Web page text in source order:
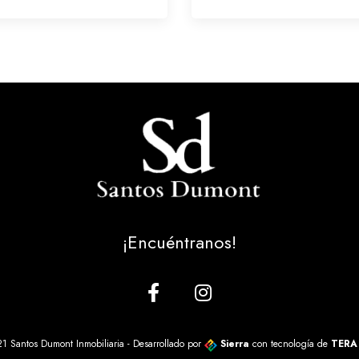
¡Encuéntranos!
Santos Dumont Inmobiliaria - Desarrollado por Sierra con tecnología de